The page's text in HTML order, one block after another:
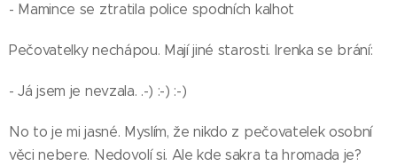
- Mamince se ztratila police spodních kalhot
Pečovatelky nechápou. Mají jiné starosti. Irenka se brání:
- Já jsem je nevzala. .-) :-) :-)
No to je mi jasné. Myslím, že nikdo z pečovatelek osobní
věci nebere. Nedovolí si. Ale kde sakra ta hromada je?